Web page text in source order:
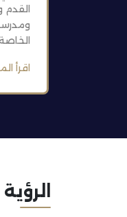
القدم
اقرأ
الرؤية